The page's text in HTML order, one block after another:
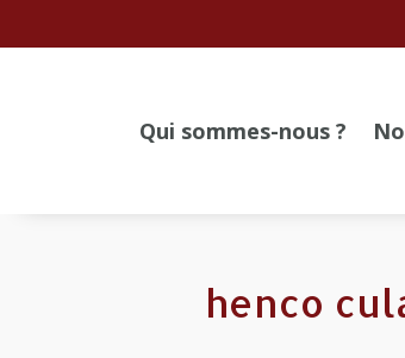
Qui sommes-nous ?
henco